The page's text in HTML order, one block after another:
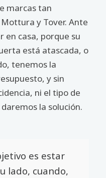
marcas tan
y Tover. Ante
en casa, porque su
está atascada, o
tenemos la
y sin
ni el tipo de
la solución.
es estar
lado, cuando,